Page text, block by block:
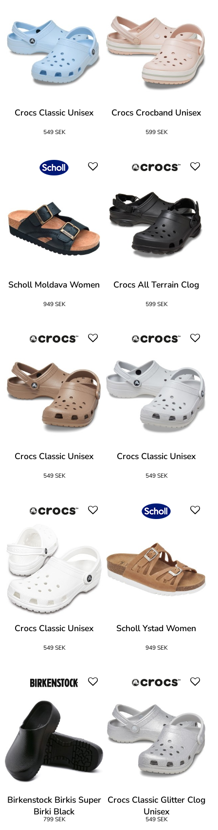
Crocs Classic Unisex
549 SEK
Crocs Crocband Unisex
599 SEK
Scholl Moldava Women
949 SEK
Crocs All Terrain Clog
599 SEK
Crocs Classic Unisex
549 SEK
Crocs Classic Unisex
549 SEK
Crocs Classic Unisex
549 SEK
Scholl Ystad Women
949 SEK
Birkenstock Birkis Super
Birki Black
799 SEK
Crocs Classic Glitter Clog
Unisex
549 SEK